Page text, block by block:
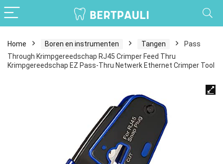
Home Boren en instrumenten Tangen
Pass
Through Krimpgereedschap RJ45 Crimper Feed Thru
Krimpgereedschap EZ Pass-Thru Netwerk Ethernet Crimper Tool